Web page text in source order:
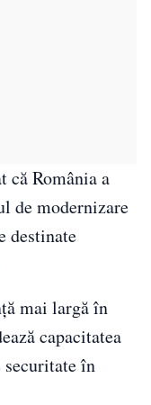
că România a
de modernizare
destinate
mai largă în
capacitatea
în